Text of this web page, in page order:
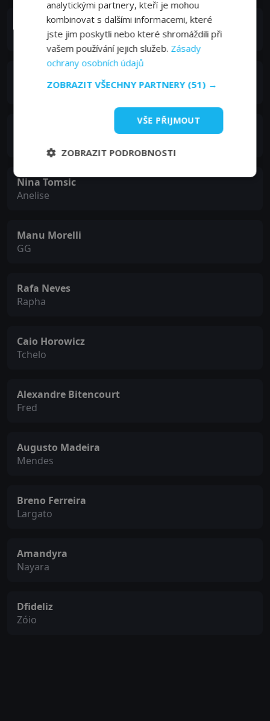
Victor Liam
Nina Tomsic
Anelise
Manu Morelli
GG
Rafa Neves
Rapha
Caio Horowicz
Tchelo
Alexandre Bitencourt
Fred
Augusto Madeira
Mendes
Breno Ferreira
Largato
Amandyra
Nayara
Dfideliz
Zóio
analytickými partnery, kteří je mohou
kombinovat s dalšími informacemi, které
jste jim poskytli nebo které shromáždili při
vašem používání jejich služeb. Zásady
ochrany osobních údajů
ZOBRAZIT VŠECHNY PARTNERY (51) →
VŠE PŘIJMOUT
ZOBRAZIT PODROBNOSTI